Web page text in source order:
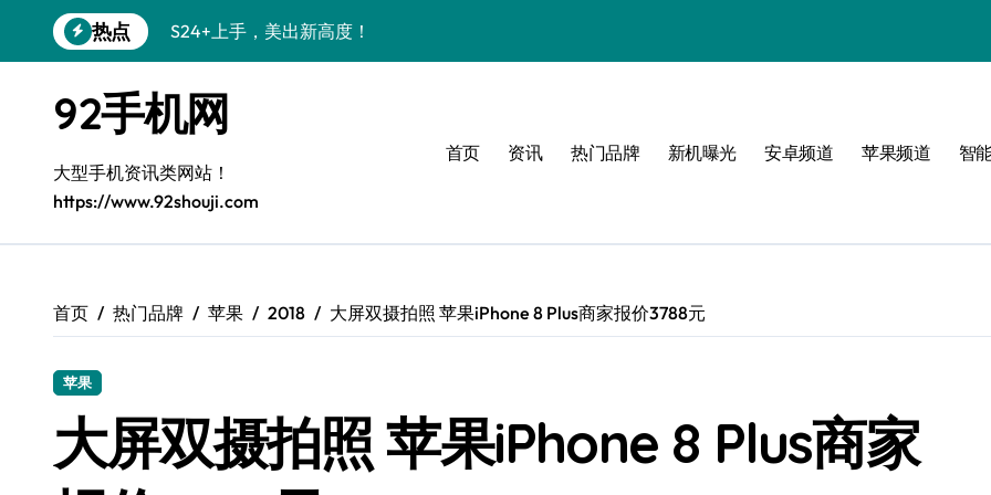
到
热点
S24+上手，美出新高度！
A56 5G惊艳登场，三星新风尚来了！
三星S26个性美颜全攻略，一键解锁高级感
S25美化秘籍：个性潮玩，点亮三星新视界
C55 5G焕新秘籍：定制潮流无限可能
Galaxy Z Flip6：折叠时尚，尽享炫美新体验
S25 Ultra颜值封神！定制主题潮爆了
92手机网
大型手机资讯类网站！
https://www.92shouji.com
首页 资讯 热门品牌 新机曝光 安卓频道 苹果频道 智
首页 热门品牌 苹果 2018 大屏双摄拍照 苹果iPhone 8 Plus商家报价3788元
苹果
大屏双摄拍照 苹果iPhone 8 Plus商家